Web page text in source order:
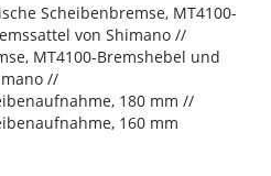
Scheibenbremse, MT4100-
von Shimano //
MT4100-Bremshebel und
//
180 mm //
160 mm